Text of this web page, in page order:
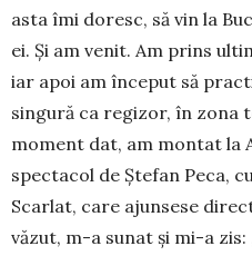
asta îmi doresc, să vin la
ei. Și am venit. Am prins
iar apoi am început să
singură ca regizor, în zona
moment dat, am montat la
spectacol de Ștefan Peca,
Scarlat, care ajun­sese
văzut, m-a sunat și mi-a